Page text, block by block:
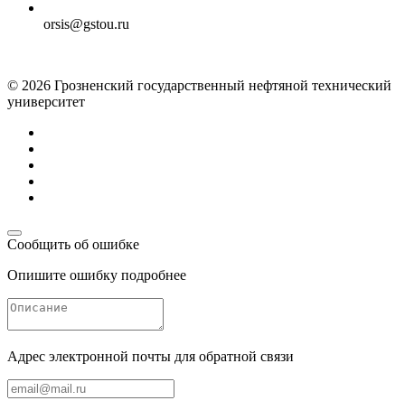
orsis@gstou.ru
© 2026 Грозненский государственный нефтяной технический
университет
Сообщить об ошибке
Опишите ошибку подробнее
Адрес электронной почты для обратной связи